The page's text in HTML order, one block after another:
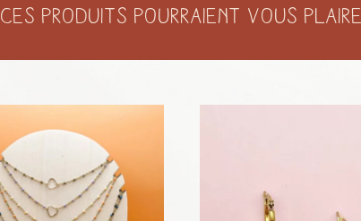
Ces produits pourraient vous plaire